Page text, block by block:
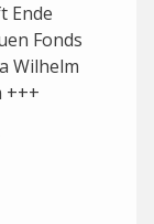
Ende
Fonds
Wilhelm
+++